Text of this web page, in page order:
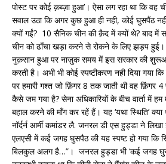
पोस्ट पर कोई क़ब्ज़ा हुआ’। ऐसा लग रहा था कि वह
सवाल उठा कि अगर कुछ हुआ ही नही, कोई घुसपैंठ
क्यों गईं? 10 सैनिक चीन की क़ैद में क्यों थे? बाद में
चीन को ढाँचा खड़ा करने से रोकने के लिए झड़प हुई।
नुक़सान हुआ पर नाज़ुक समय में इस सरकार की
करती है। अभी भी कोई स्पष्टीकरण नही दिया गया
पर हमारी गश्त जो फ़िंगर 8 तक जाती थी वह फ़िंगर
कैसे जम गया है? सेना अधिकारियों के बीच वार्ता में
बहाल करने की माँग कर रहें हैं। यह ‘यथा स्थिति’
नॉर्दर्न आर्मी कमांडर लै. जनरल डी एस हुड्डा ने
एलएसी में कई जगह घुसपैठ की यह स्पष्ट हो गया कि
बिलकुल अलग है…”। जनरल हुड्डा भी ‘कई जगह